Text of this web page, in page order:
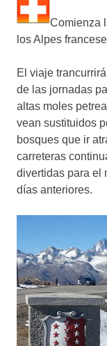
Comienza
los Alpes
El viaje
de las jornadas
altas moles
vean sustituidos
bosques que ir
carreteras
divertidas para el
días anteriores.